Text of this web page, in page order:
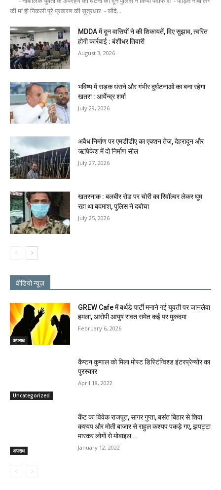
की मां ही निकली पूरे प्रकरण की सूत्रधार - सौदे...
MDDA में दून वासियों ने की शिकायतें, दिए सुझाव, त्वरित
होगी कार्रवाई : बंशीधर तिवारी
August 3, 2026
भविष्य में सड़क धंसने और गंभीर दुर्घटनाओं का बना रहेगा
खतरा : आर्येन्द्र शर्मा
July 29, 2026
अवैध निर्माण पर एमडीडीए का एक्शन तेज, देहरादून और
ऋषिकेश में दो निर्माण सील
July 27, 2026
खतरनाक : बलबीर रोड पर चोरी का रिवॉल्वर लेकर घूम
रहा था बदमाश, पुलिस ने दबोचा
July 25, 2026
वीडियो न्यूज़
अपराध
GREW Cafe में बर्थडे पार्टी मनाने गई युवती पर जानलेवा
हमला, आरोपी आयुष रावत समेत कई पर मुकदमा
February 6, 2026
Uncategorized
कैप्टन कुणाल को मिला मोस्ट डिस्टिंग्विश्ड इंटरप्रेन्योर का
पुरस्कार
April 18, 2022
अपराध
कैंट का विवेक राजपूत, सागर गुप्ता, बसंत बिहार से शिवा
कश्यप और मोती बाजार से राहुल कश्यप पकड़े गए, झपट्टा
मारकर लोगों से मोबाइल...
January 12, 2022